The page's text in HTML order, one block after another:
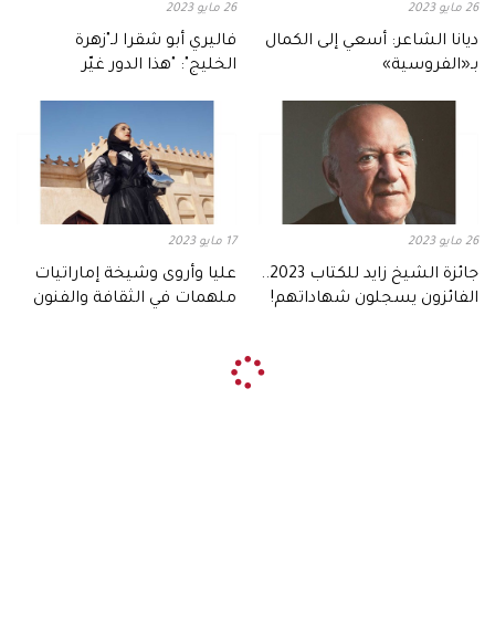
26 مايو 2023
ديانا الشاعر: أسعي إلى الكمال
بـ«الفروسية»
26 مايو 2023
فاليري أبو شقرا لـ"زهرة
الخليج": "هذا الدور غيّر
26 مايو 2023
جائزة الشيخ زايد للكتاب 2023..
الفائزون يسجلون شهاداتهم!
17 مايو 2023
عليا وأروى وشيخة إماراتيات
ملهمات في الثقافة والفنون